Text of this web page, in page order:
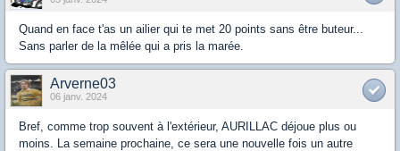
Quand en face t'as un ailier qui te met 20 points sans être buteur...
Sans parler de la mêlée qui a pris la marée.
Arverne03
06 janv. 2024
Bref, comme trop souvent à l'extérieur, AURILLAC déjoue plus ou
moins. La semaine prochaine, ce sera une nouvelle fois un autre